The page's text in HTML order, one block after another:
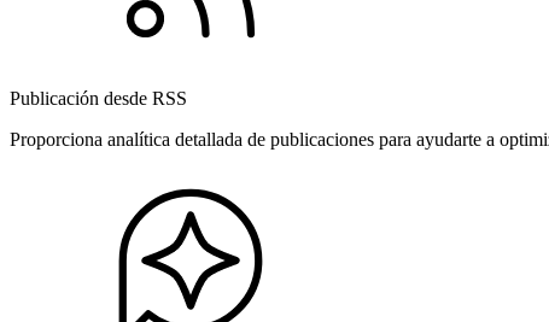
Publicación desde RSS
Proporciona analítica detallada de publicaciones para ayudarte a